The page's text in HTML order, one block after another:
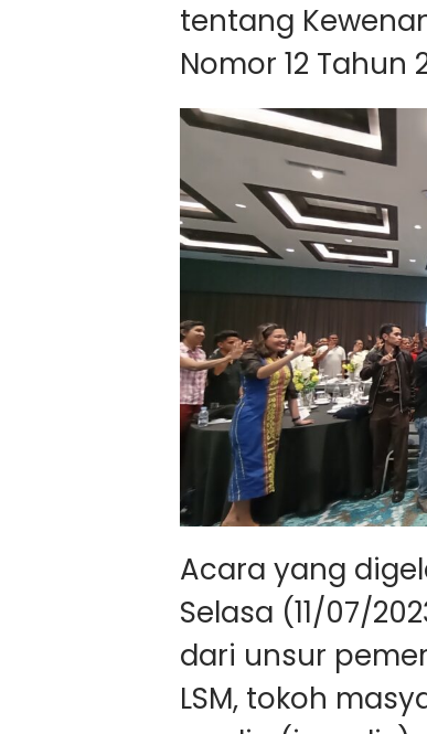
tentang
Nomor 12 Tahun
Acara yang
Selasa (11/07/
dari unsur
LSM, tokoh